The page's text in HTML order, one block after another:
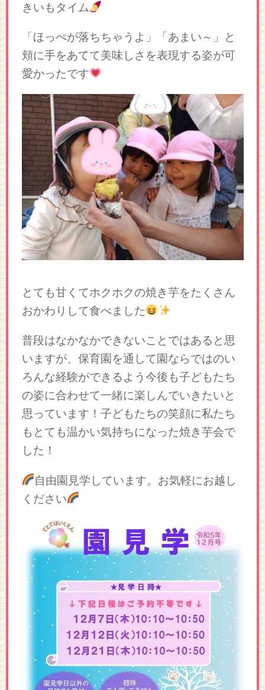
きいもタイム
「ほっぺが落ちちゃうよ」「あまい～」と
頬に手をあてて美味しさを表現する姿が可
愛かったです
とても甘くてホクホクの焼き芋をたくさん
おかわりして食べました
普段はなかなかできないことではあると思
いますが、保育園を通して園ならではのい
ろんな経験ができるよう今後も子どもたち
の姿に合わせて一緒に楽しんでいきたいと
思っています！子どもたちの笑顔に私たち
もとても温かい気持ちになった焼き芋会で
した！
自由園見学しています。お気軽にお越し
ください